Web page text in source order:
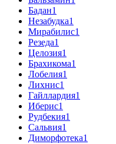
Бадан1
Незабудка1
Мирабилис1
Резеда1
Целозия1
Брахикома1
Лобелия1
Лихнис1
Гайллардия1
Иберис1
Рудбекия1
Сальвия1
Диморфотека1